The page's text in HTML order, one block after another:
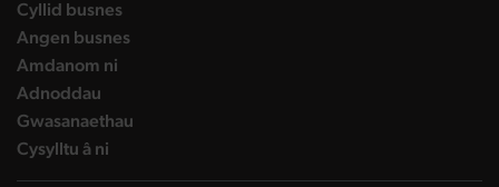
Cyllid busneslanding page
Angen busneslanding page
Amdanom ni
Adnoddau
Gwasanaethau
Cysylltu â ni